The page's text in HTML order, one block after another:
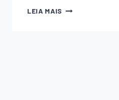
LEIA MAIS A